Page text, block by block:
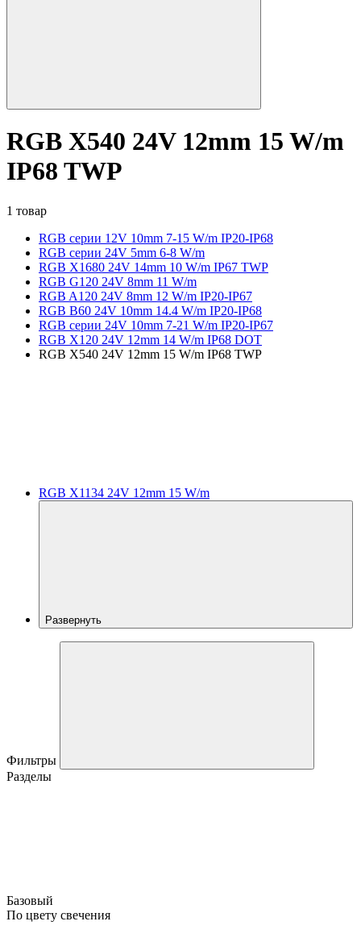
RGB X540 24V 12mm 15 W/m
IP68 TWP
1 товар
RGB серии 12V 10mm 7-15 W/m IP20-IP68
RGB серии 24V 5mm 6-8 W/m
RGB X1680 24V 14mm 10 W/m IP67 TWP
RGB G120 24V 8mm 11 W/m
RGB A120 24V 8mm 12 W/m IP20-IP67
RGB B60 24V 10mm 14.4 W/m IP20-IP68
RGB серии 24V 10mm 7-21 W/m IP20-IP67
RGB X120 24V 12mm 14 W/m IP68 DOT
RGB X540 24V 12mm 15 W/m IP68 TWP
RGB X1134 24V 12mm 15 W/m
Развернуть
Фильтры
Разделы
Базовый
По цвету свечения